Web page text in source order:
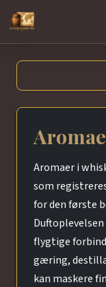
Aromaer i
som
for den første
flygtige
gæring,
kan maskere